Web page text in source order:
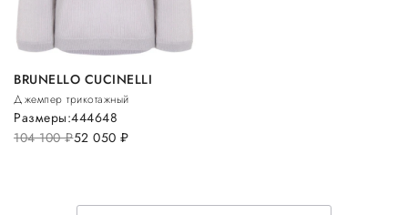
BRUNELLO CUCINELLI
Джемпер трикотажный
104 100руб.52 050 руб.
Размеры:444648